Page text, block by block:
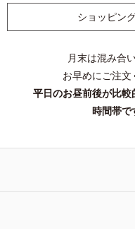
ショッピン
月末は混み合
お早めにご注文
平日のお昼前後が比
時間帯で